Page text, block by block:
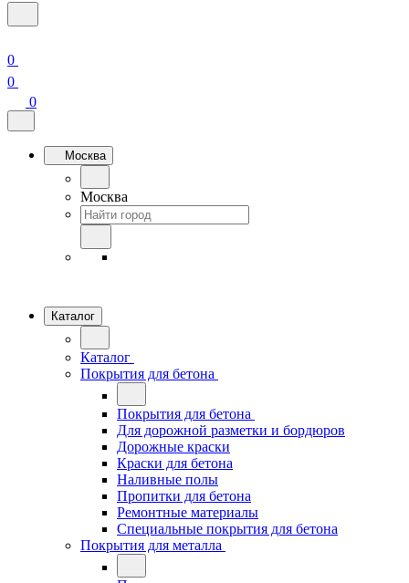
0
0
0
Москва
Москва
Каталог
Каталог
Покрытия для бетона
Покрытия для бетона
Для дорожной разметки и бордюров
Дорожные краски
Краски для бетона
Наливные полы
Пропитки для бетона
Ремонтные материалы
Специальные покрытия для бетона
Покрытия для металла